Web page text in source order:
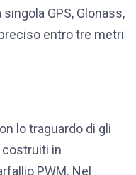
GPS, Glonass,
entro tre metri
lo traguardo di gli
costruiti in
PWM. Nel